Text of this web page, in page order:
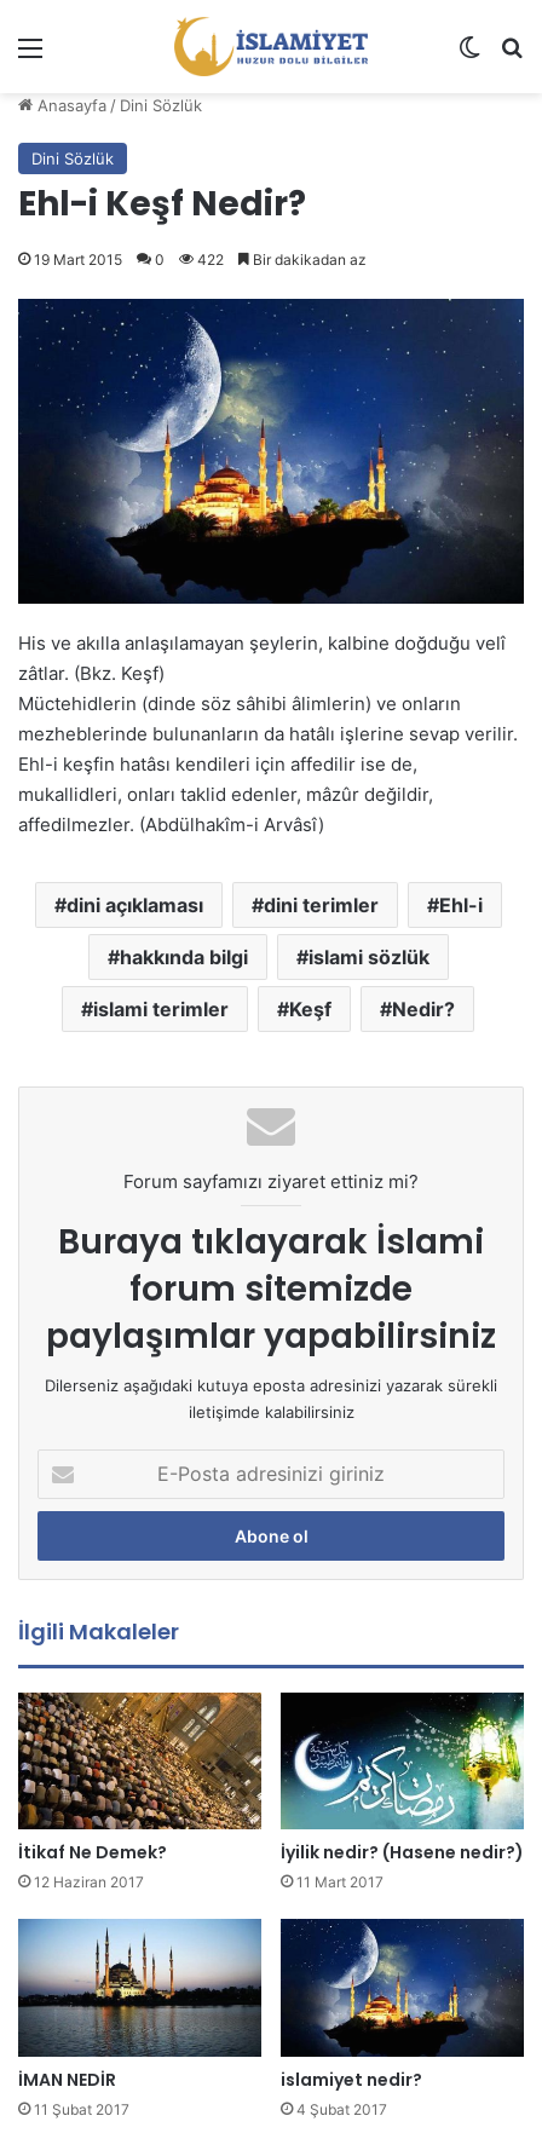
Dış
Anasayfa / Dini Sözlük
Dini Sözlük
Ehl-i Keşf Nedir?
19 Mart 2015 0 422 Bir dakikadan az
His ve akılla anlaşılamayan şeylerin, kalbine doğduğu velî
zâtlar. (Bkz. Keşf)
Müctehidlerin (dinde söz sâhibi âlimlerin) ve onların
mezheblerinde bulunanların da hatâlı işlerine sevap verilir.
Ehl-i keşfin hatâsı kendileri için affedilir ise de,
mukallidleri, onları taklid edenler, mâzûr değildir,
affedilmezler. (Abdülhakîm-i Arvâsî)
dini açıklaması dini terimler Ehl-i
hakkında bilgi islami sözlük
islami terimler Keşf Nedir?
Forum sayfamızı ziyaret ettiniz mi?
Buraya tıklayarak İslami
forum sitemizde
paylaşımlar yapabilirsiniz
Dilerseniz aşağıdaki kutuya eposta adresinizi yazarak sürekli
iletişimde kalabilirsiniz
P
s
a
d
r
e
s
i
n
i
z
g
i
i
n
İlgili Makaleler
İtikaf Ne Demek?
12 Haziran 2017
İyilik nedir? (Hasene nedir?)
11 Mart 2017
İMAN NEDİR
11 Şubat 2017
islamiyet nedir?
4 Şubat 2017